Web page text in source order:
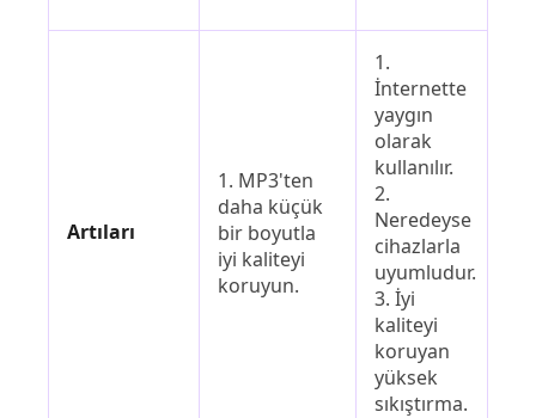
Artıları
1. MP3'ten
daha küçük
bir boyutla
iyi kaliteyi
koruyun.
1.
İnternette
yaygın
olarak
kullanılır.
2.
Neredeyse
cihazlarla
uyumludur.
3. İyi
kaliteyi
koruyan
yüksek
sıkıştırma.